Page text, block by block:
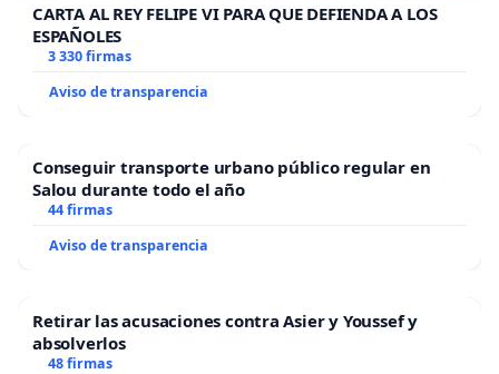
CARTA AL REY FELIPE VI PARA QUE DEFIENDA A LOS
ESPAÑOLES
3 330 firmas
Aviso de transparencia
Conseguir transporte urbano público regular en
Salou durante todo el año
44 firmas
Aviso de transparencia
Retirar las acusaciones contra Asier y Youssef y
absolverlos
48 firmas